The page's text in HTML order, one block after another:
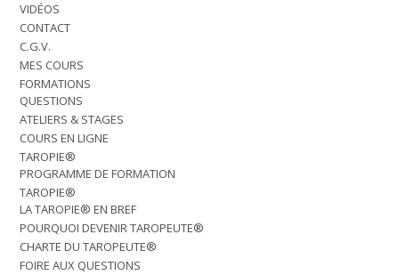
VIDÉOS
CONTACT
C.G.V.
MES COURS
FORMATIONS
QUESTIONS
ATELIERS & STAGES
COURS EN LIGNE
TAROPIE®
PROGRAMME DE FORMATION
TAROPIE®
LA TAROPIE® EN BREF
POURQUOI DEVENIR TAROPEUTE®
CHARTE DU TAROPEUTE®
FOIRE AUX QUESTIONS